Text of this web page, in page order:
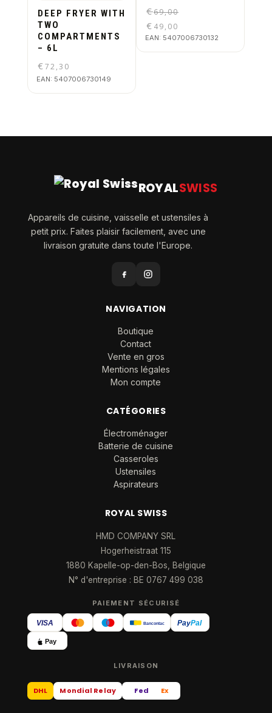
DEEP FRYER WITH
TWO
COMPARTMENTS
– 6L
€72,30
EAN: 5407006730149
€69,00
€ 49,00
EAN: 5407006730132
ROYALSWISS
Appareils de cuisine, vaisselle et ustensiles à
petit prix. Faites plaisir facilement, avec une
livraison gratuite dans toute l'Europe.
NAVIGATION
Boutique
Contact
Vente en gros
Mentions légales
Mon compte
CATÉGORIES
Électroménager
Batterie de cuisine
Casseroles
Ustensiles
Aspirateurs
ROYAL SWISS
HMD COMPANY SRL
Hogerheistraat 115
1880 Kapelle-op-den-Bos, Belgique
N° d'entreprise : BE 0767 499 038
PAIEMENT SÉCURISÉ
VISA Bancontact PayPal
Pay
LIVRAISON
DHL Mondial Relay Fed Ex